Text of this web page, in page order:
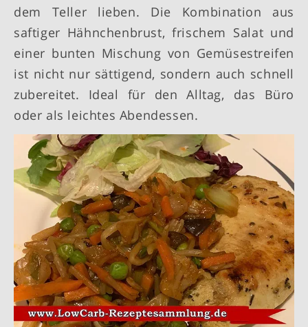
dem Teller lieben. Die Kombination aus
saftiger Hähnchenbrust, frischem Salat und
einer bunten Mischung von Gemüsestreifen
ist nicht nur sättigend, sondern auch schnell
zubereitet. Ideal für den Alltag, das Büro
oder als leichtes Abendessen.